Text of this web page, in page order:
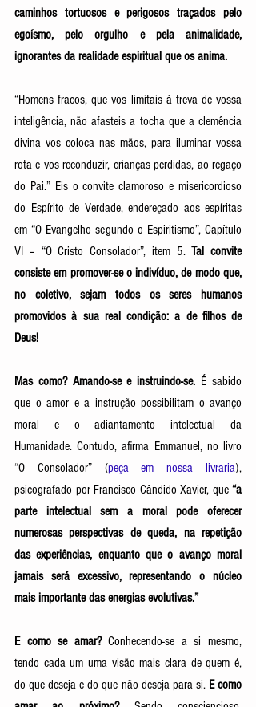
caminhos tortuosos e perigosos traçados pelo
egoísmo, pelo orgulho e pela animalidade,
ignorantes da realidade espiritual que os anima.
“Homens fracos, que vos limitais à treva de vossa
inteligência, não afasteis a tocha que a clemência
divina vos coloca nas mãos, para iluminar vossa
rota e vos reconduzir, crianças perdidas, ao regaço
do Pai.” Eis o convite clamoroso e misericordioso
do Espírito de Verdade, endereçado aos espíritas
em “O Evangelho segundo o Espiritismo”, Capítulo
VI – “O Cristo Consolador”, item 5. Tal convite
consiste em promover-se o indivíduo, de modo que,
no coletivo, sejam todos os seres humanos
promovidos à sua real condição: a de filhos de
Deus!
Mas como? Amando-se e instruindo-se. É sabido
que o amor e a instrução possibilitam o avanço
moral e o adiantamento intelectual da
Humanidade. Contudo, afirma Emmanuel, no livro
“O Consolador” (peça em nossa livraria),
psicografado por Francisco Cândido Xavier, que “a
parte intelectual sem a moral pode oferecer
numerosas perspectivas de queda, na repetição
das experiências, enquanto que o avanço moral
jamais será excessivo, representando o núcleo
mais importante das energias evolutivas.”
E como se amar? Conhecendo-se a si mesmo,
tendo cada um uma visão mais clara de quem é,
do que deseja e do que não deseja para si. E como